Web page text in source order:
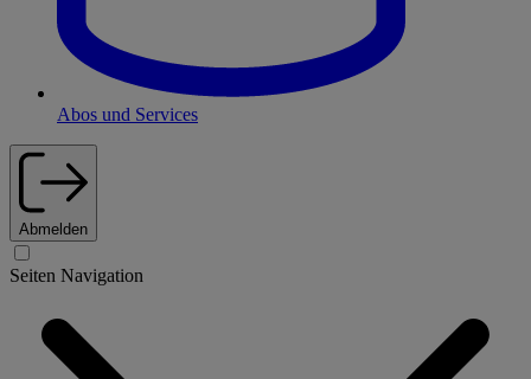
Abos und Services
Abmelden
Seiten Navigation